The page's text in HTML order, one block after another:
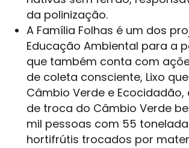
da polinização.
A Família Folhas é um dos
Educação Ambiental para a
que também conta com
de coleta consciente, Lixo que
Câmbio Verde e Ecocidadão,
de troca do Câmbio Verde
mil pessoas com 55
hortifrútis trocados por